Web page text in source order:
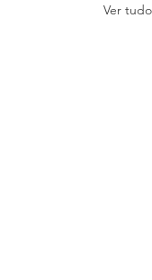
Ver tudo